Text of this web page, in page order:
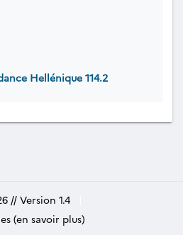
Hellénique 114.2
// Version 1.4
(en savoir plus)